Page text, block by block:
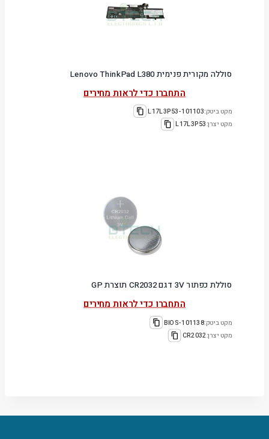
סוללה מקורית פנימית Lenovo ThinkPad L380
התחברו כדי לראות מחירים
מקט ביטק:101103-L17L3P53
מקט יצרן:L17L3P53
סוללת כפתור 3V דגם CR2032 תוצרת GP
התחברו כדי לראות מחירים
מקט ביטק:101138-BIOS
מקט יצרן:CR2032